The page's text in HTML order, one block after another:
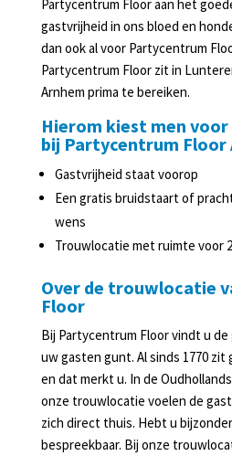
Floor?
Slijterij
in
Lunteren
Agenda
Partycentrum Floor aan het
gastvrijheid in ons bloed en
dan ook al voor Partycentrum
Partycentrum Floor zit in
Arnhem prima te bereiken.
Hierom kiest men
bij Partycentrum Floor
Gastvrijheid staat voorop
Een gratis bruidstaart of
wens
Trouwlocatie met ruimte voor
Over de trouwlocatie
Floor
Bij Partycentrum Floor vindt u
uw gasten gunt. Al sinds 1770
en dat merkt u. In de
onze trouwlocatie voelen de
zich direct thuis. Hebt u
bespreekbaar. Bij onze